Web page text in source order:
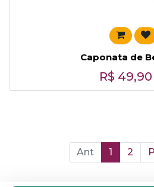
Caponata de
R$ 49,90
Ant 1 2